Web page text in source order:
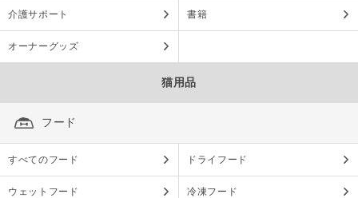
介護サポート 書籍
オーナーグッズ
猫用品
フード
すべてのフード ドライフード
ウェットフード 冷凍フード